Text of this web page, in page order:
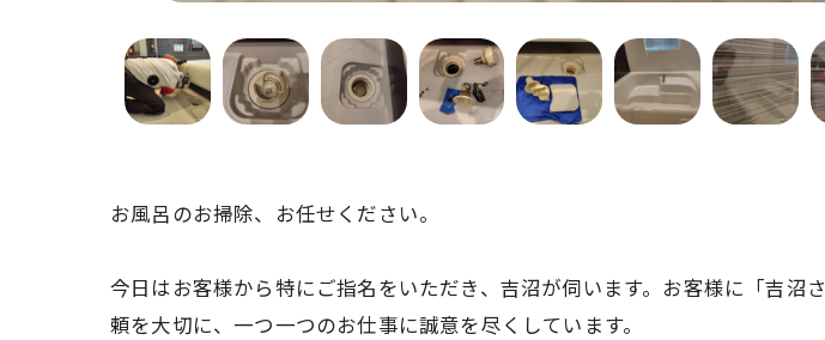
お風呂のお掃除、お任せください。
今日はお客様から特にご指名をいただき、吉沼が伺います。お客様に「吉
頼を大切に、一つ一つのお仕事に誠意を尽くしています。